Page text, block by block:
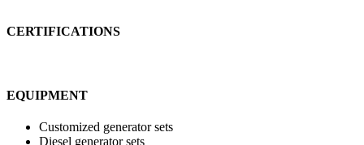
CERTIFICATIONS
EQUIPMENT
Customized generator sets
Diesel generator sets